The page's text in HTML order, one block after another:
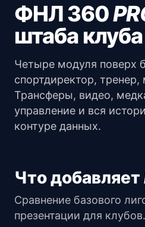
ФНЛ 360
штаба клуба
Четыре модуля поверх
спортдиректор,
Трансферы, видео,
управление и вся
контуре данных.
Что добавляет
Сравнение базового
презентации для клубов.